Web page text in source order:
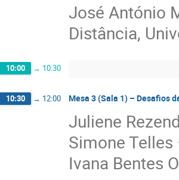
José António
Distância,
10:00 → 10:30
10:30 → 12:00 Mesa 3 (Sala 1) – Desafios
Juliene
Simone
Ivana Bentes